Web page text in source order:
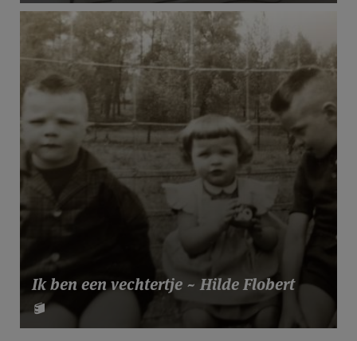
Ik ben een vechtertje ~ Hilde Flobert